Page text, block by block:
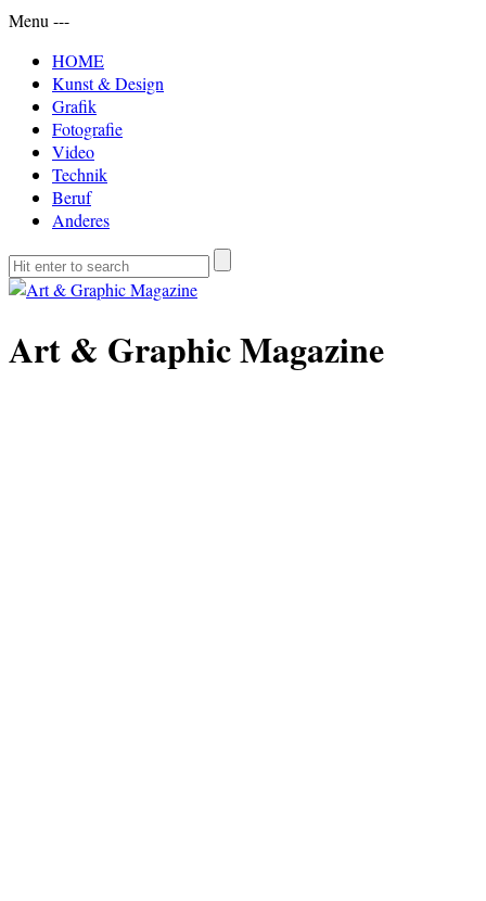
Menu ---
HOME
Kunst & Design
Grafik
Fotografie
Video
Technik
Beruf
Anderes
Art & Graphic Magazine